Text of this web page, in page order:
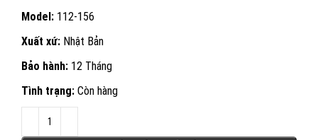
Model: 112-156
Xuất xứ: Nhật Bản
Bảo hành: 12 Tháng
Tình trạng: Còn hàng